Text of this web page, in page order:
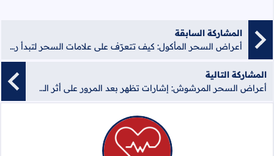
المشاركة السابقة
أعراض السحر المأكول: كيف تتعرّف على علامات السحر لتبدأ رحلة التعافي
المشاركة التالية
أعراض السحر المرشوش: إشارات تظهر بعد المرور على أثر السحر دون علمك